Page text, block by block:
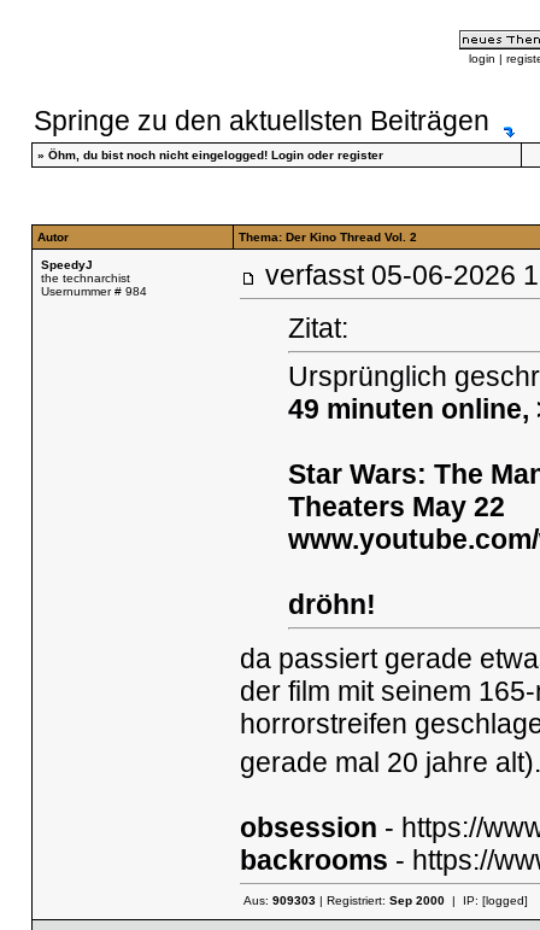
login |
Springe zu den aktuellsten Beiträgen
» Öhm, du bist noch nicht eingelogged! Loginoder register
Autor Thema: Der Kino Thread Vol. 2
SpeedyJ
the technarchist
Usernummer # 984
verfasst 05-06-
Zitat:
Ursprünglich
49 minuten online,
Star Wars: The
Theaters May 22
dröhn!
da passiert gerade
der film mit seinem
horrorstreifen
gerade mal 20 jahre
obsession - https://
backrooms - https://
Aus: 909303| Registriert: Sep 2000| IP: [logged]